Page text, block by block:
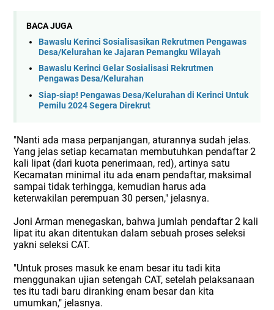
BACA JUGA
Bawaslu Kerinci Sosialisasikan Rekrutmen Pengawas
Desa/Kelurahan ke Jajaran Pemangku Wilayah
Bawaslu Kerinci Gelar Sosialisasi Rekrutmen
Pengawas Desa/Kelurahan
Siap-siap! Pengawas Desa/Kelurahan di Kerinci Untuk
Pemilu 2024 Segera Direkrut
"Nanti ada masa perpanjangan, aturannya sudah jelas.
Yang jelas setiap kecamatan membutuhkan pendaftar 2
kali lipat (dari kuota penerimaan, red), artinya satu
Kecamatan minimal itu ada enam pendaftar, maksimal
sampai tidak terhingga, kemudian harus ada
keterwakilan perempuan 30 persen," jelasnya.
Joni Arman menegaskan, bahwa jumlah pendaftar 2 kali
lipat itu akan ditentukan dalam sebuah proses seleksi
yakni seleksi CAT.
"Untuk proses masuk ke enam besar itu tadi kita
menggunakan ujian setengah CAT, setelah pelaksanaan
tes itu tadi baru diranking enam besar dan kita
umumkan," jelasnya.